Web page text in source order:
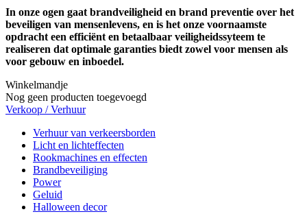
In onze ogen gaat brandveiligheid en brand preventie over het
beveiligen van mensenlevens, en is het onze voornaamste
opdracht een efficiënt en betaalbaar veiligheidssyteem te
realiseren dat optimale garanties biedt zowel voor mensen als
voor gebouw en inboedel.
Winkelmandje
Nog geen producten toegevoegd
Verkoop / Verhuur
Verhuur van verkeersborden
Licht en lichteffecten
Rookmachines en effecten
Brandbeveiliging
Power
Geluid
Halloween decor